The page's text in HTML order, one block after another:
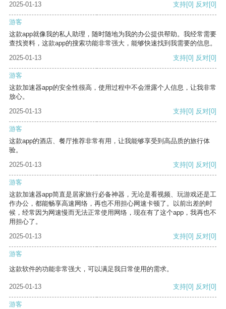
2025-01-13 支持[0] 反对[0]
游客
这款app就像我的私人助理，随时随地为我的办公提供帮助。我经常需要
查找资料，这款app的搜索功能非常强大，能够快速找到我需要的信息。
2025-01-13
支持[0] 反对[0]
游客
这款加速器app的安全性很高，使用过程中不会泄露个人信息，让我非常
放心。
2025-01-13
支持[0] 反对[0]
游客
这款app的酒店、餐厅推荐非常有用，让我能够享受到高品质的旅行体
验。
2025-01-13
支持[0] 反对[0]
游客
这款加速器app简直是居家旅行必备神器，无论是看视频、玩游戏还是工
作办公，都能畅享高速网络，再也不用担心网速卡顿了。以前出差的时
候，经常因为网速慢而无法正常使用网络，现在有了这个app，我再也不
用担心了。
2025-01-13
支持[0] 反对[0]
游客
这款软件的功能非常强大，可以满足我日常使用的需求。
2025-01-13 支持[0] 反对[0]
游客